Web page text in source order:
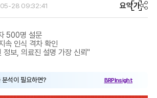
28 09:32:41 요약가
500명 설문
속 인식 격차 확인
보, 의료진 설명 가장 신뢰"
석이 필요하면? BRPInsight